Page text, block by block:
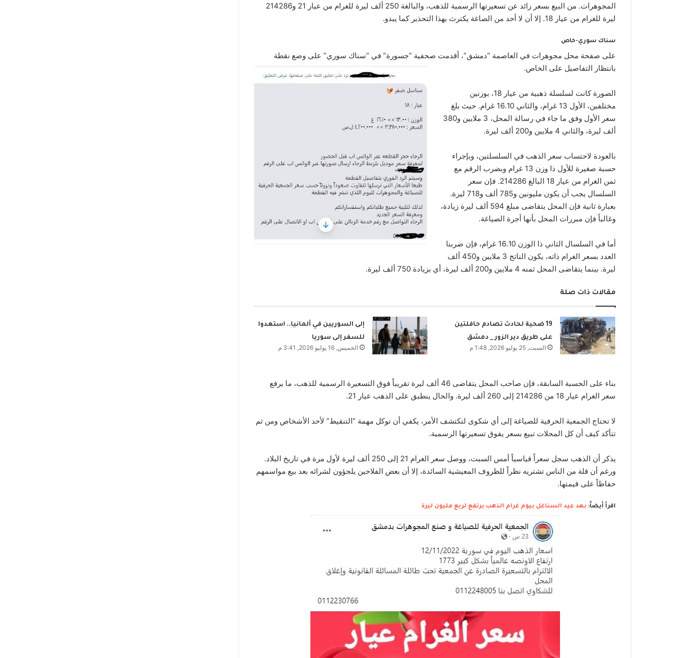
المجوهرات. من البيع بسعر زائد عن تسعيرتها الرسمية للذهب، والبالغة 250 ألف ليرة للغرام من عيار 21 و214286
ليرة للغرام من عيار 18. إلا أن لا أحد من الصاغة يكترث بهذا التحذير كما يبدو.
سناك سوري-خاص
على صفحة محل مجوهرات في العاصمة “دمشق”، أقدمت صحفية “جسورة” في “سناك سوري” على وضع نقطة
بانتظار التفاصيل على الخاص.
الصورة كانت لسلسلة ذهبية من عيار 18، بوزنين
مختلفين، الأول 13 غرام، والثاني 16.10 غرام. حيث بلغ
سعر الأول وفق ما جاء في رسالة المحل، 3 ملايين و380
ألف ليرة، والثاني 4 ملايين و200 ألف ليرة.
بالعودة لاحتساب سعر الذهب في السلسلتين، وبإجراء
حسبة صغيرة للأول ذا وزن 13 غرام وبضرب الرقم مع
ثمن الغرام من عيار 18 البالغ 214286. فإن سعر
السلسال يجب أن يكون مليونين و785 ألف و718 ليرة.
بعبارة ثانية فإن المحل يتقاضى مبلغ 594 ألف ليرة زيادة،
وغالباً فإن مبررات المحل بأنها أجرة الصياغة.
أما في السلسال الثاني ذا الوزن 16.10 غرام، فإن ضربنا
العدد بسعر الغرام ذاته، يكون الناتج 3 ملايين و450 ألف
ليرة. بينما يتقاضى المحل ثمنه 4 ملايين و200 ألف ليرة، أي بزيادة 750 ألف ليرة.
مقالات ذات صلة
19 ضحية لحادث تصادم حافلتين
على طريق دير الزور _ دمشق
السبت, 25 يوليو 2026, 1:48 م
إلى السوريين في ألمانيا.. استعدوا
للسفر إلى سوريا
الخميس, 16 يوليو 2026, 3:41 م
بناء على الحسبة السابقة، فإن صاحب المحل يتقاضى 46 ألف ليرة تقريباً فوق التسعيرة الرسمية للذهب، ما يرفع
سعر الغرام عيار 18 من 214286 إلى 260 ألف ليرة. والحال ينطبق على الذهب عيار 21.
لا تحتاج الجمعية الحرفية للصياغة إلى أي شكوى لتكتشف الأمر، يكفي أن توكل مهمة “التنقيط” لأحد الأشخاص ومن ثم
تتأكد كيف أن كل المحلات تبيع بسعر يفوق تسعيرتها الرسمية.
يذكر أن الذهب سجل سعراً قياسياً أمس السبت، ووصل سعر الغرام 21 إلى 250 ألف ليرة لأول مرة في تاريخ البلاد.
ورغم أن قلة من الناس تشتريه نظراً للظروف المعيشية السائدة، إلا أن بعض الفلاحين يلجؤون لشرائه بعد بيع مواسمهم
حفاظاً على قيمتها.
اقرأ أيضاً: بعد عيد السناغل بيوم غرام الذهب يرتفع لربع مليون ليرة